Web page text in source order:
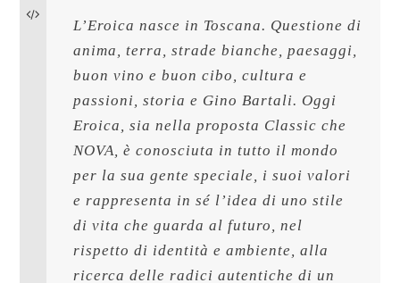
L’Eroica nasce in Toscana. Questione di
anima, terra, strade bianche, paesaggi,
buon vino e buon cibo, cultura e
passioni, storia e Gino Bartali. Oggi
Eroica, sia nella proposta Classic che
NOVA, è conosciuta in tutto il mondo
per la sua gente speciale, i suoi valori
e rappresenta in sé l’idea di uno stile
di vita che guarda al futuro, nel
rispetto di identità e ambiente, alla
ricerca delle radici autentiche di un